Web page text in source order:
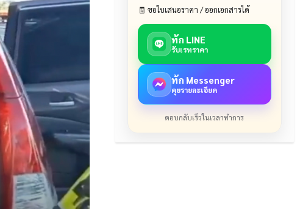
🧾 ขอใบเสนอราคา / ออกเอกสารได้
ทัก LINE
รับเรทราคา
ทัก Messenger
คุยรายละเอียด
ตอบกลับเร็วในเวลาทำการ